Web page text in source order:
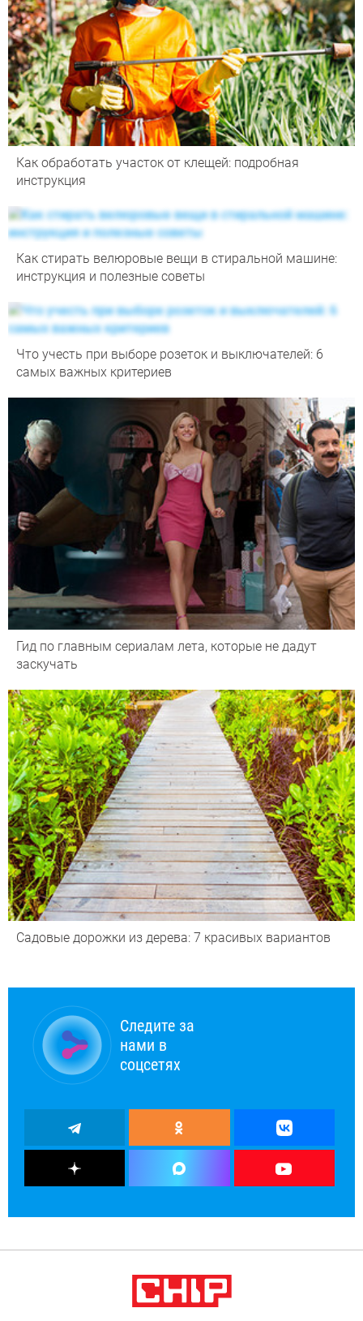
Как обработать участок от клещей: подробная
инструкция
Как стирать велюровые вещи в стиральной машине:
инструкция и полезные советы
Что учесть при выборе розеток и выключателей: 6
самых важных критериев
Гид по главным сериалам лета, которые не дадут
заскучать
Садовые дорожки из дерева: 7 красивых вариантов
Следите за
нами в
соцсетях